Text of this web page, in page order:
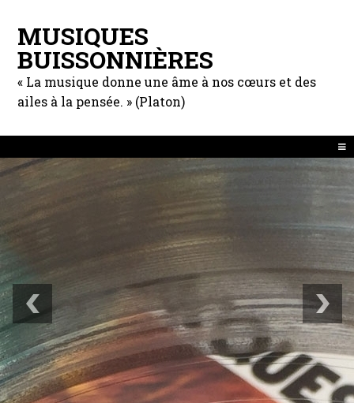
MUSIQUES
BUISSONNIÈRES
« La musique donne une âme à nos cœurs et des
ailes à la pensée. » (Platon)